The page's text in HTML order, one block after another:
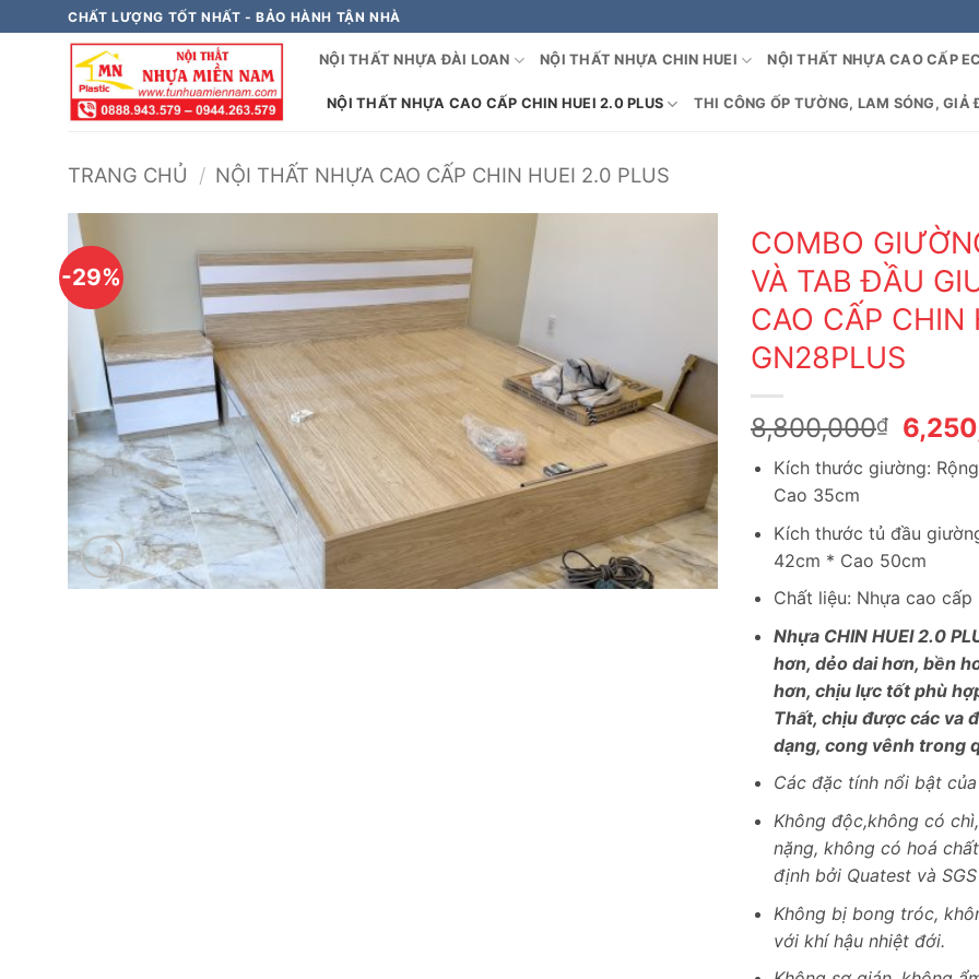
qua
CHẤT LƯỢNG TỐT NHẤT - BẢO HÀNH TẬN NHÀ
NỘI THẤT NHỰA ĐÀI LOAN NỘI THẤT NHỰA CHIN HUEI NỘI THẤT NHỰA CAO CẤP
NỘI THẤT NHỰA CAO CẤP CHIN HUEI 2.0 PLUS THI CÔNG ỐP TƯỜNG, LAM SÓNG, GIẢ
TRANG CHỦ / NỘI THẤT NHỰA CAO CẤP CHIN HUEI 2.0 PLUS
-29%
COMBO
VÀ TAB ĐẦU
CAO CẤP CHIN
GN28PLUS
8,800,000₫
Giá
gốc
là:
Kích thước giường:
Cao 35cm
Kích thước tủ đầu
42cm * Cao 50cm
Chất liệu: Nhựa cao cấp
Nhựa CHIN HUEI 2.0
hơn, dẻo dai hơn, bền
hơn, chịu lực tốt phù
Thất, chịu được các va
dạng, cong vênh trong
Các đặc tính nổi bật
Không độc,không có
nặng, không có hoá
định bởi Quatest và SGS
Không bị bong tróc,
với khí hậu nhiệt đới.